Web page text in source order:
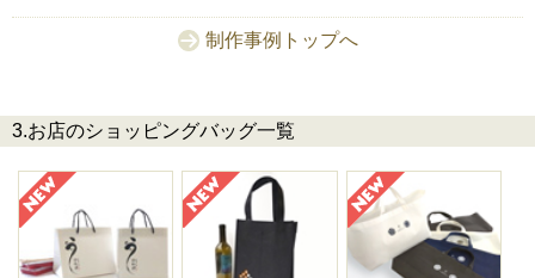
制作事例トップへ
3.お店のショッピングバッグ一覧